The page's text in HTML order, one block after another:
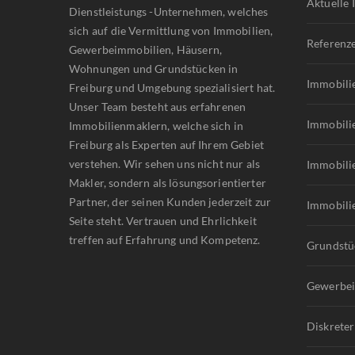
Dienstleistungs -Unternehmen, welches
sich auf die Vermittlung von Immobilien,
Gewerbeimmobilien, Häusern,
Wohnungen und Grundstücken in
Freiburg und Umgebung spezialisiert hat.
Unser Team besteht aus erfahrenen
Immobilienmaklern, welche sich in
Freiburg als Experten auf Ihrem Gebiet
verstehen. Wir sehen uns nicht nur als
Makler, sondern als lösungsorientierter
Partner, der seinen Kunden jederzeit zur
Seite steht. Vertrauen und Ehrlichkeit
treffen auf Erfahrung und Kompetenz.
Aktuelle